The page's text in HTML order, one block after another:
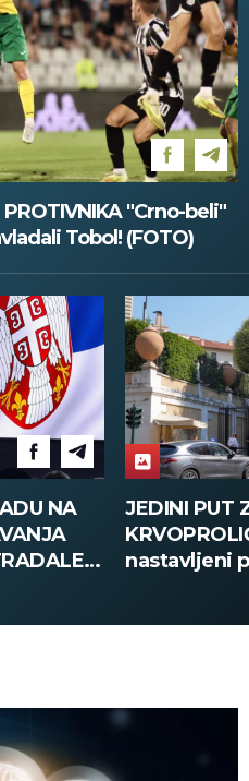
"Crno-beli"
Tobol! (FOTO)
i
OVO JE
SRBIJI: